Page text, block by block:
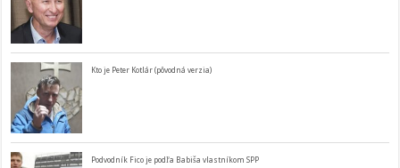
Kto je Peter Kotlár (pôvodná verzia)
Podvodník Fico je podľa Babiša vlastníkom SPP